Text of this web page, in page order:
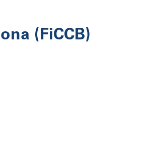
(FiCCB)